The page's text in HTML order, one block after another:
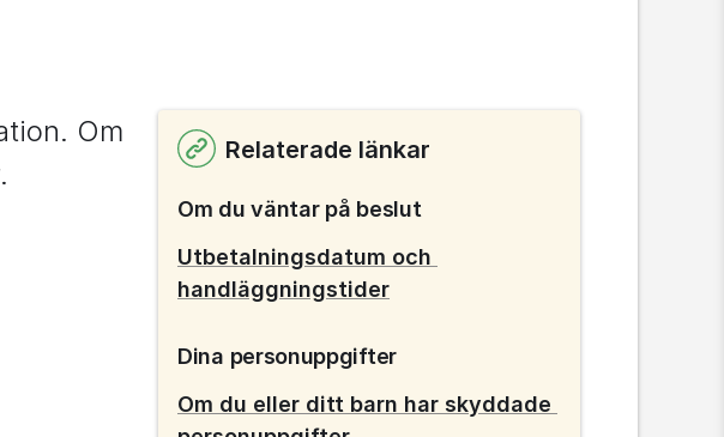
Om
Relaterade länkar
Om du väntar på beslut
Utbetalningsdatum och
handläggningstider
Dina personuppgifter
Om du eller ditt barn har skyddade